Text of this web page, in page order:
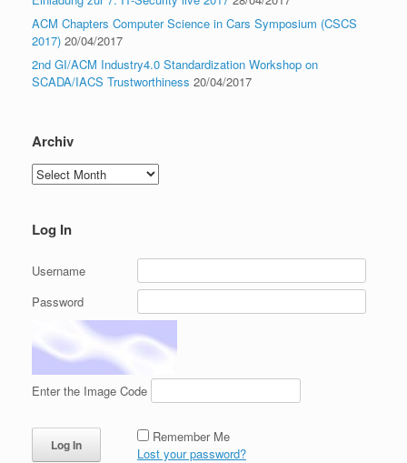
ACM Chapters Computer Science in Cars Symposium (CSCS
2017) 20/04/2017
2nd GI/ACM Industry4.0 Standardization Workshop on
SCADA/IACS Trustworthiness 20/04/2017
Archiv
Archiv
Log In
Username
Password
Enter the Image Code
Remember Me
Lost your password?